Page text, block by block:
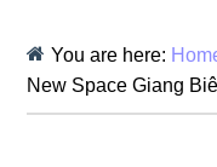
You are here:
New Space Giang